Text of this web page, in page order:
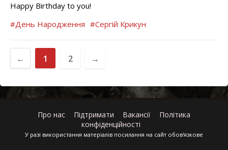
Happy Birthday to you!
#День Народження #Сергій Крикун
← 1 2 →
Про нас Підтримати Вакансії
Політика
конфіденційності
У разі використання матеріалів посилання на сайт обов'язкове